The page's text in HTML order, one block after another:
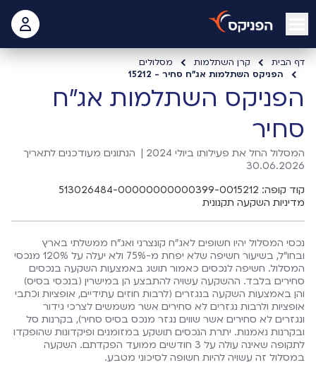
open mobile menu
דף הבית קרן השתלמות
מסלולים
הפניקס השתלמות אג"ח סחיר - 15212
הפניקס השתלמות אג"ח
סחיר
המסלול החל את פעילותו ביולי 2024 |
הנתונים מעודכנים לתאריך
30.06.2026
קוד קופה: 513026484-00000000000399-0015212
מדיניות השקעה תקנונית
נכסי המסלול יהיו חשופים לאג"ח קונצרני ואג"ח ממשלתי בארץ
ובחו"ל, בשיעור חשיפה שלא יפחת מ-75% ולא יעלה על 120% מנכסי
המסלול. חשיפה לנכסים כאמור תושג באמצעות השקעה בנכסים
סחירים בלבד. ההשקעה עשויה להתבצע הן במישרין (בנכסי בסיס)
והן באמצעות השקעה בנגזרים (לרבות חוזים עתידיים, אופציות וכתבי
אופציות ולרבות נגזרים לא סחירים אשר משמשים לצרכי גידור
ונגזרים לא סחירים אשר שווים נגזר מנכס בסיס סחיר), בקרנות סל
ובקרנות נאמנות. יתרת הנכסים תושקע במזומנים ופיקדונות שהופקדו
לתקופה שאינה עולה על 3 חודשים ממועד הפקדתם. השקעה
במסלול זה עשויה להיות חשופה לסיכוני מטבע.